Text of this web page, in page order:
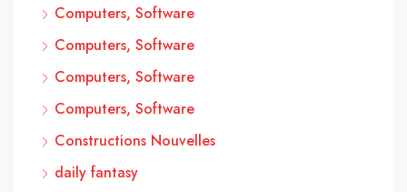
Computers, Software
Computers, Software
Computers, Software
Computers, Software
Constructions Nouvelles
daily fantasy